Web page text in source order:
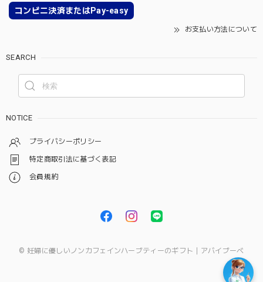
コンビニ決済またはPay-easy
お支払い方法について
SEARCH
NOTICE
プライバシーポリシー
特定商取引法に基づく表記
会員規約
© 妊婦に優しいノンカフェインハーブティーのギフト｜アバイブーベ